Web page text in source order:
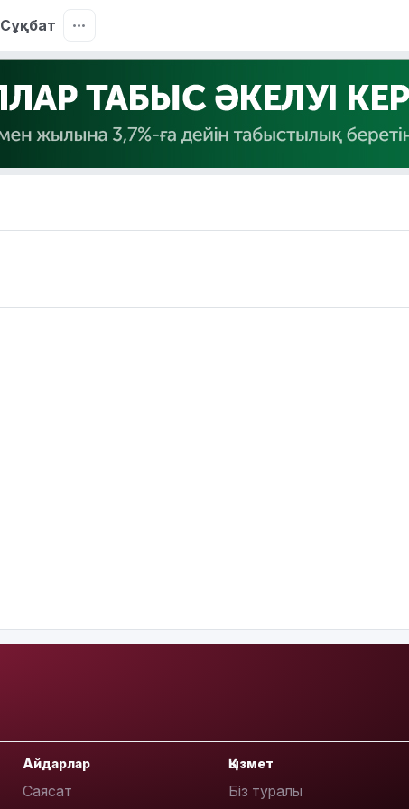
Сұқбат
Айдарлар
Саясат
Қызмет
Біз туралы